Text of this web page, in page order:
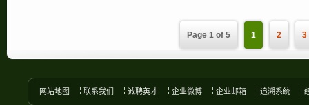
Page 1 of 5 1 2 3
网站地图 联系我们 诚聘英才 企业微博 企业邮箱 追溯系统